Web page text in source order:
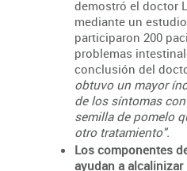
demostró el doctor
mediante un
participaron 200
problemas
conclusión del
obtuvo un mayor
de los síntomas
semilla de pomelo
otro tratamiento".
Los componentes
ayudan a